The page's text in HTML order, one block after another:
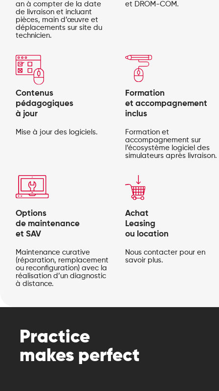
an à compter de la date
de livraison et incluant
pièces, main d’œuvre et
déplacements sur site du
technicien.
et DROM-COM.
Contenus
pédagogiques
à jour
Mise à jour des logiciels.
Formation
et accompagnement
inclus
Formation et
accompagnement sur
l’écosystème logiciel des
simulateurs après livraison.
Options
de maintenance
et SAV
Maintenance curative
(réparation, remplacement
ou reconfiguration) avec la
réalisation d’un diagnostic
à distance.
Achat
Leasing
ou location
Nous contacter pour en
savoir plus.
Practice
makes perfect